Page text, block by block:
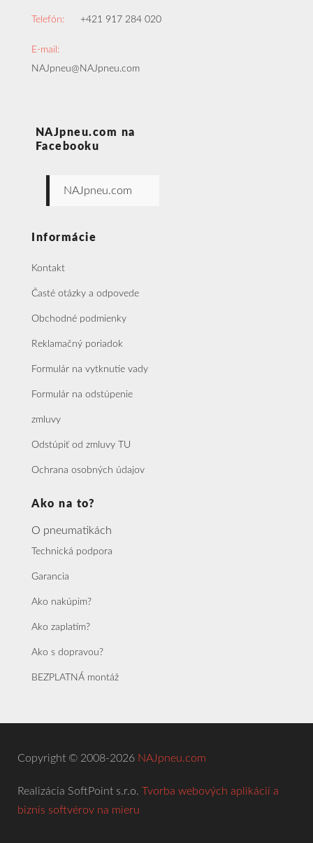
Telefón: +421 917 284 020
E-mail:
NAJpneu@NAJpneu.com
NAJpneu.com na
Facebooku
NAJpneu.com
Informácie
Kontakt
Časté otázky a odpovede
Obchodné podmienky
Reklamačný poriadok
Formulár na vytknutie vady
Formulár na odstúpenie
zmluvy
Odstúpiť od zmluvy TU
Ochrana osobných údajov
Ako na to?
O pneumatikách
Technická podpora
Garancia
Ako nakúpim?
Ako zaplatím?
Ako s dopravou?
BEZPLATNÁ montáž
Copyright © 2008-2026 NAJpneu.com
Realizácia SoftPoint s.r.o. Tvorba webových aplikácií a
biznis softvérov na mieru